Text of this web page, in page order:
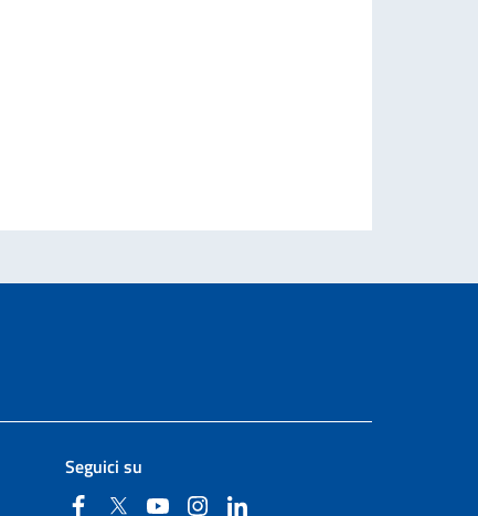
Seguici su
FacebookTwitterYouTubeInstagram